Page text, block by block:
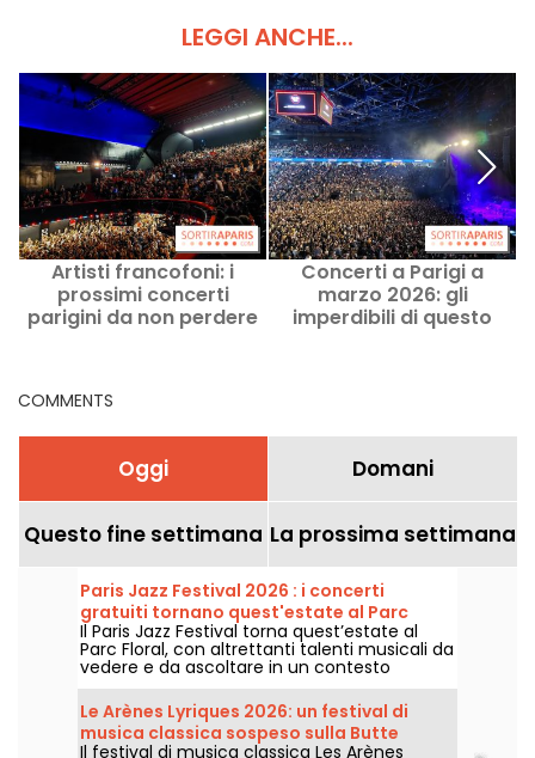
LEGGI ANCHE...
Artisti francofoni: i
prossimi concerti
parigini da non perdere
Concerti a Parigi a
marzo 2026: gli
imperdibili di questo
COMMENTS
Oggi Domani
Questo fine settimana La prossima settimana
Paris Jazz Festival 2026 : i concerti
gratuiti tornano quest'estate al Parc
Floral, ecco il programma
Il Paris Jazz Festival torna quest’estate al
Parc Floral, con altrettanti talenti musicali da
vedere e da ascoltare in un contesto
bucolico. Ecco il programma dei concerti
gratuiti da scoprire dal 24 giugno al 6
settembre 2026!
Le Arènes Lyriques 2026: un festival di
musica classica sospeso sulla Butte
Il festival di musica classica Les Arènes